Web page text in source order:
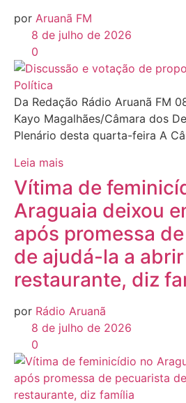
por Aruanã FM
8 de julho de 2026
0
Política
Da Redação Rádio Aruanã FM
Kayo Magalhães/Câmara dos
Plenário desta quarta-feira A
Leia mais
Vítima de
Araguaia deixou
após promessa
de ajudá-la a abrir
restaurante, diz
por Rádio Aruanã
8 de julho de 2026
0